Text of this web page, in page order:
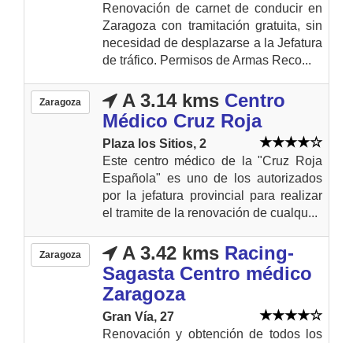
Renovación de carnet de conducir en
Zaragoza con tramitación gratuita, sin
necesidad de desplazarse a la Jefatura
de tráfico. Permisos de Armas Reco...
Zaragoza A 3.14 kms Centro
Médico Cruz Roja
Plaza los Sitios, 2
Este centro médico de la "Cruz Roja
Española" es uno de los autorizados
por la jefatura provincial para realizar
el tramite de la renovación de cualqu...
Zaragoza A 3.42 kms Racing-
Sagasta Centro médico
Zaragoza
Gran Vía, 27
Renovación y obtención de todos los